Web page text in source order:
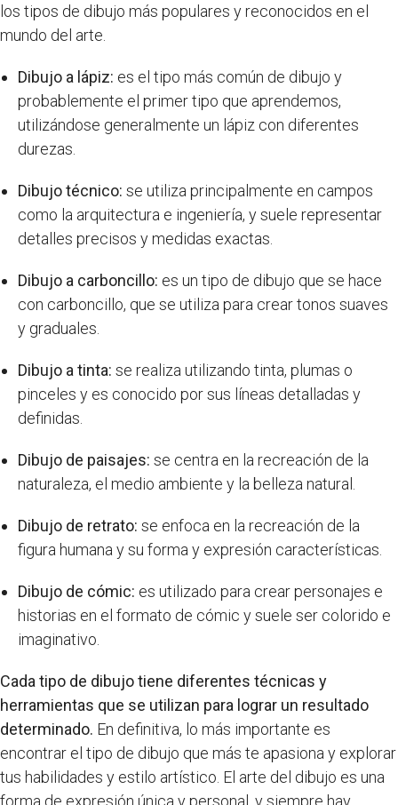
los tipos de dibujo más populares y reconocidos en el
mundo del arte.
Dibujo a lápiz: es el tipo más común de dibujo y
probablemente el primer tipo que aprendemos,
utilizándose generalmente un lápiz con diferentes
durezas.
Dibujo técnico: se utiliza principalmente en campos
como la arquitectura e ingeniería, y suele representar
detalles precisos y medidas exactas.
Dibujo a carboncillo: es un tipo de dibujo que se hace
con carboncillo, que se utiliza para crear tonos suaves
y graduales.
Dibujo a tinta: se realiza utilizando tinta, plumas o
pinceles y es conocido por sus líneas detalladas y
definidas.
Dibujo de paisajes: se centra en la recreación de la
naturaleza, el medio ambiente y la belleza natural.
Dibujo de retrato: se enfoca en la recreación de la
figura humana y su forma y expresión características.
Dibujo de cómic: es utilizado para crear personajes e
historias en el formato de cómic y suele ser colorido e
imaginativo.
Cada tipo de dibujo tiene diferentes técnicas y
herramientas que se utilizan para lograr un resultado
determinado. En definitiva, lo más importante es
encontrar el tipo de dibujo que más te apasiona y explorar
tus habilidades y estilo artístico. El arte del dibujo es una
forma de expresión única y personal, y siempre hay